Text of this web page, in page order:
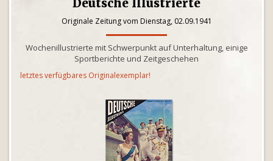
Deutsche Illustrierte
Originale Zeitung vom Dienstag, 02.09.1941
Wochenillustrierte mit Schwerpunkt auf Unterhaltung, einige
Sportberichte und Zeitgeschehen
letztes verfügbares Originalexemplar!